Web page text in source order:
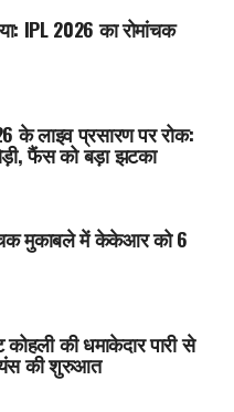
IPL 2026 का रोमांचक
के लाइव प्रसारण पर रोक:
फैंस को बड़ा झटका
मुकाबले में केकेआर को 6
कोहली की धमाकेदार पारी से
की शुरुआत